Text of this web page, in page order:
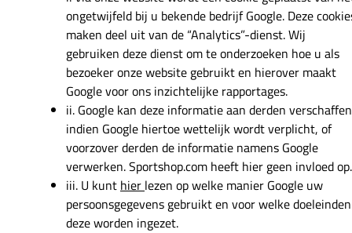
ongetwijfeld bij u bekende bedrijf Google. Deze
maken deel uit van de “Analytics”-dienst. Wij
gebruiken deze dienst om te onderzoeken hoe u als
bezoeker onze website gebruikt en hierover maakt
Google voor ons inzichtelijke rapportages.
ii. Google kan deze informatie aan derden verschaffen
indien Google hiertoe wettelijk wordt verplicht, of
voorzover derden de informatie namens Google
verwerken. Sportshop.com heeft hier geen invloed op.
iii. U kunt hier lezen op welke manier Google uw
persoonsgegevens gebruikt en voor welke doeleinden
deze worden ingezet.